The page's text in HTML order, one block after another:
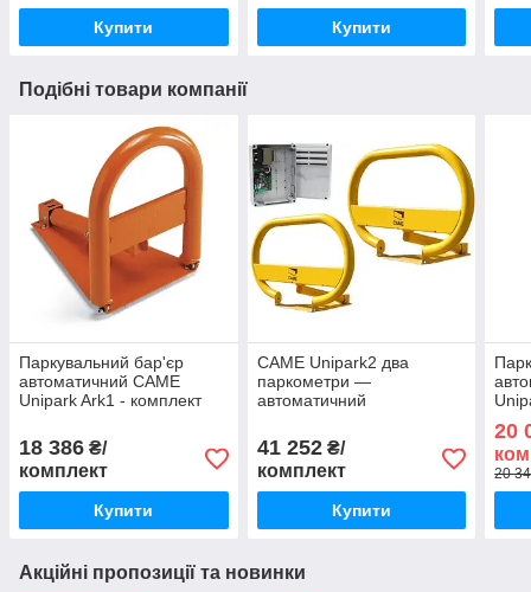
Купити Купити
Подібні товари компанії
Паркувальний бар'єр
автоматичний CAME
Unipark Ark1 - комплект
18 386 ₴/
комплект
Купити
CAME Unipark2 два
паркометри —
автоматичний
комплект Unip
41 252₴/
комплект
Купити
20
20
Акційні пропозиції та новинки